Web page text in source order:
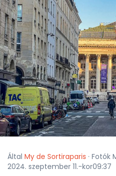
Által My de Sortiraparis · Fotók
2024. szeptember 11.-kor09:37